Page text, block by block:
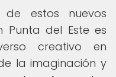
de estos nuevos
del Este es
creativo en
la imaginación y